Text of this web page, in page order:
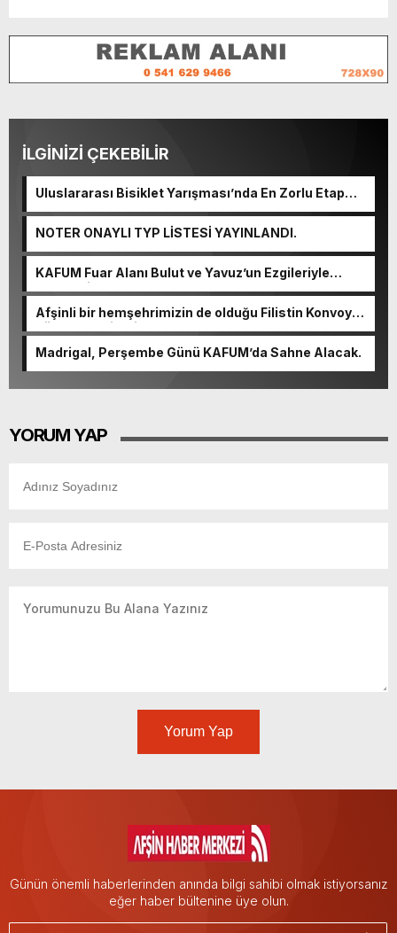
İLGİNİZİ ÇEKEBİLİR
Uluslararası Bisiklet Yarışması’nda En Zorlu Etap
NOTER ONAYLI TYP LİSTESİ YAYINLANDI.
KAFUM Fuar Alanı Bulut ve Yavuz’un Ezgileriyle
Şenlendi.
Afşinli bir hemşehrimizin de olduğu Filistin Konvoyu,
güçlenerek ilerliyor.
Madrigal, Perşembe Günü KAFUM’da Sahne Alacak.
YORUM YAP
Yorum Yap
Günün önemli haberlerinden anında bilgi sahibi olmak istiyorsanız
eğer haber bültenine üye olun.